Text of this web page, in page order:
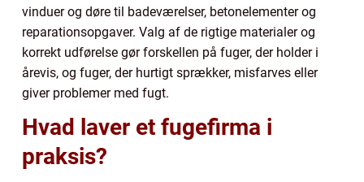
vinduer og døre til badeværelser, betonelementer og
reparationsopgaver. Valg af de rigtige materialer og
korrekt udførelse gør forskellen på fuger, der holder i
årevis, og fuger, der hurtigt sprækker, misfarves eller
giver problemer med fugt.
Hvad laver et fugefirma i
praksis?